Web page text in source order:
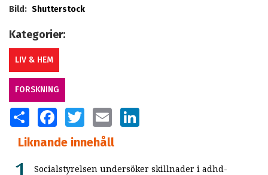
Bild: Shutterstock
Kategorier:
LIV & HEM
FORSKNING
SHARE FACEBOOKTWITTER EMAIL
Liknande innehåll
Socialstyrelsen undersöker skillnader i adhd-